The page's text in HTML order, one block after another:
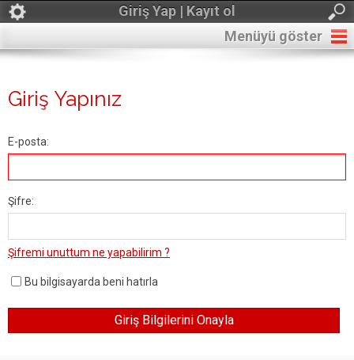
Giriş Yap | Kayıt ol
Menüyü göster
Giriş Yapınız
E-posta:
Şifre:
Şifremi unuttum ne yapabilirim ?
Bu bilgisayarda beni hatırla